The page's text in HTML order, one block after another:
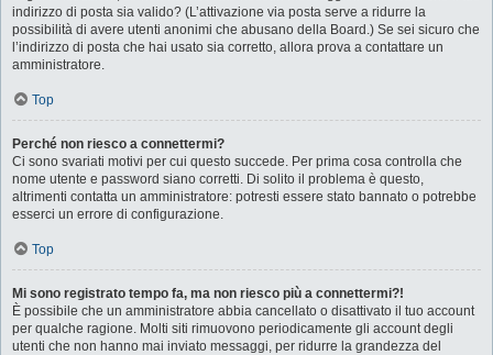
indirizzo di posta sia valido? (L’attivazione via posta serve a ridurre la
possibilità di avere utenti anonimi che abusano della Board.) Se sei sicuro che
l’indirizzo di posta che hai usato sia corretto, allora prova a contattare un
amministratore.
Top
Perché non riesco a connettermi?
Ci sono svariati motivi per cui questo succede. Per prima cosa controlla che
nome utente e password siano corretti. Di solito il problema è questo,
altrimenti contatta un amministratore: potresti essere stato bannato o potrebbe
esserci un errore di configurazione.
Top
Mi sono registrato tempo fa, ma non riesco più a connettermi?!
È possibile che un amministratore abbia cancellato o disattivato il tuo account
per qualche ragione. Molti siti rimuovono periodicamente gli account degli
utenti che non hanno mai inviato messaggi, per ridurre la grandezza del